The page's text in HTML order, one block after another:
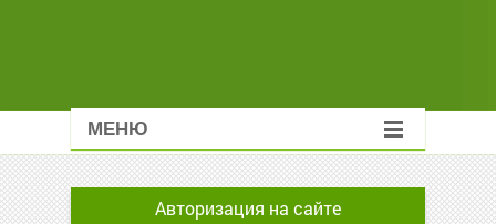
МЕНЮ
Авторизация на сайте